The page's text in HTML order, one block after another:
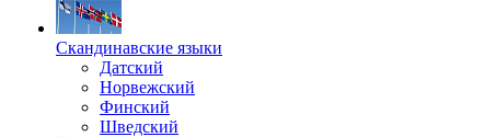
Скандинавские языки
Датский
Норвежский
Финский
Шведский